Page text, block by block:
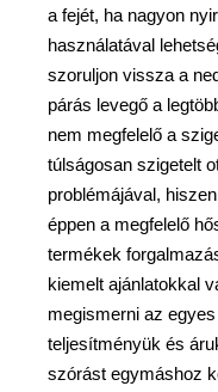
a fejét, ha nagyon
használatával
szoruljon vissza a
párás levegő a
nem megfelelő a
túlságosan szigetelt
problémájával,
éppen a megfelelő
termékek
kiemelt ajánlatokkal
megismerni az
teljesítményük és
szórást egymáshoz